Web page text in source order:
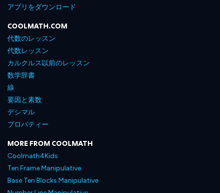
アプリをダウンロード
COOLMATH.COM
代数のレッスン
代数レッスン
カルクルス以前のレッスン
数学辞書
線
要因と素数
デシマル
プロパティー
MORE FROM COOLMATH
Coolmath4Kids
Ten Frame Manipulative
Base Ten Blocks Manipulative